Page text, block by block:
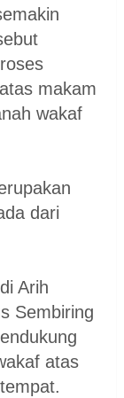
makam
wakaf
dari
Arih
Sembiring
atas